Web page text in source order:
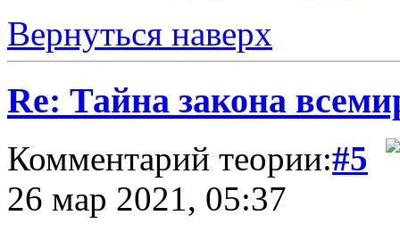
Вернуться наверх
Re: Тайна закона
Комментарий теории:#5
26 мар 2021, 05:37